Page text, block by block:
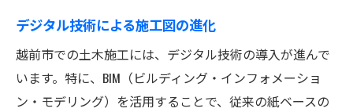
デジタル技術による施工図の進化
越前市での土木施工には、デジタル技術の導入が進んで
います。特に、BIM（ビルディング・インフォメーショ
ン・モデリング）を活用することで、従来の紙ベースの